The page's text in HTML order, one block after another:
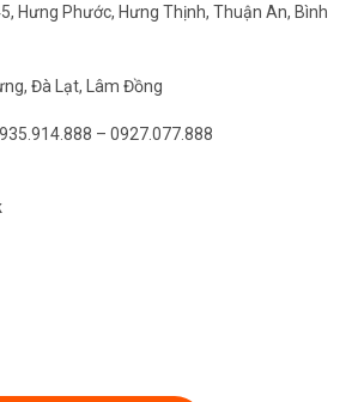
Hưng Phước, Hưng Thịnh, Thuận An, Bình
Đà Lạt, Lâm Đồng
– 0927.077.888